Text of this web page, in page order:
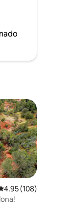
SE
promedio:
4.95 (108)